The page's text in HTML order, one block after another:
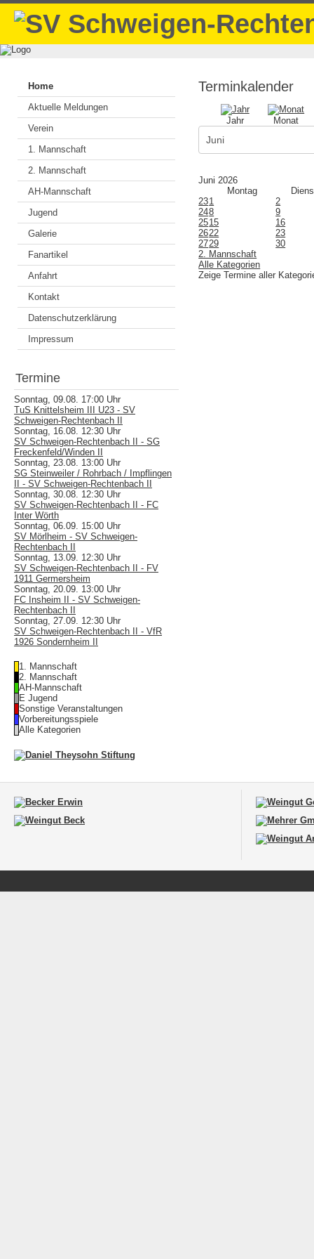
Home
Aktuelle Meldungen
Verein
1. Mannschaft
2. Mannschaft
AH-Mannschaft
Jugend
Galerie
Fanartikel
Anfahrt
Kontakt
Datenschutzerklärung
Impressum
Termine
Sonntag, 09.08. 17:00 Uhr
TuS Knittelsheim III U23 - SV
Schweigen-Rechtenbach II
Sonntag, 16.08. 12:30 Uhr
SV Schweigen-Rechtenbach II - SG
Freckenfeld/Winden II
Sonntag, 23.08. 13:00 Uhr
SG Steinweiler / Rohrbach / Impflingen
II - SV Schweigen-Rechtenbach II
Sonntag, 30.08. 12:30 Uhr
SV Schweigen-Rechtenbach II - FC
Inter Wörth
Sonntag, 06.09. 15:00 Uhr
SV Mörlheim - SV Schweigen-
Rechtenbach II
Sonntag, 13.09. 12:30 Uhr
SV Schweigen-Rechtenbach II - FV
1911 Germersheim
Sonntag, 20.09. 13:00 Uhr
FC Insheim II - SV Schweigen-
Rechtenbach II
Sonntag, 27.09. 12:30 Uhr
SV Schweigen-Rechtenbach II - VfR
1926 Sondernheim II
1. Mannschaft
2. Mannschaft
AH-Mannschaft
E Jugend
Sonstige Veranstaltungen
Vorbereitungsspiele
Alle Kategorien
Terminkalender
Jahr Monat
Juni 2026
Montag
231
2
248
9
2515
16
2622
23
2729
30
2. Mannschaft
Alle Kategorien
Zeige Termine aller